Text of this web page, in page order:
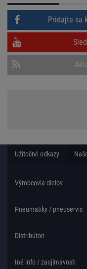
Pridajte sa
Užitočné odkazy
Výrobcovia dielov
Pneumatiky / pneuservis
Distribútori
Iné info / zaujímavosti